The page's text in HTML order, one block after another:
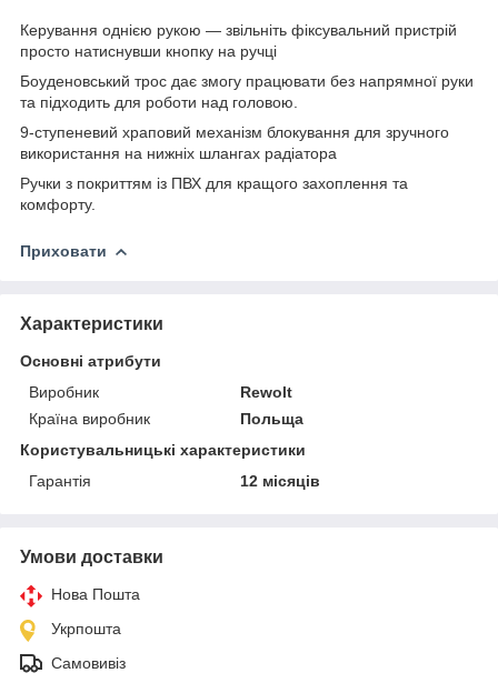
Керування однією рукою — звільніть фіксувальний пристрій
просто натиснувши кнопку на ручці
Боуденовський трос дає змогу працювати без напрямної руки
та підходить для роботи над головою.
9-ступеневий храповий механізм блокування для зручного
використання на нижніх шлангах радіатора
Ручки з покриттям із ПВХ для кращого захоплення та
комфорту.
Приховати
Характеристики
Основні атрибути
Виробник
Rewolt
Країна виробник
Польща
Користувальницькі характеристики
Гарантія
12 місяців
Умови доставки
Нова Пошта
Укрпошта
Самовивіз